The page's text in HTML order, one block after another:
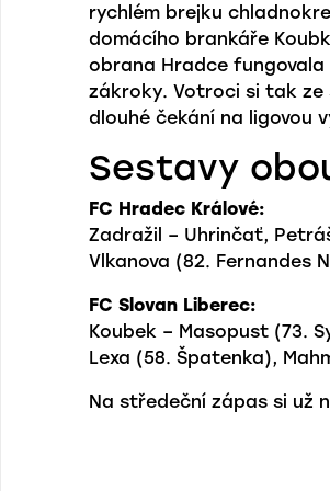
rychlém brejku
domácího brankáře
obrana Hradce fungovala
zákroky. Votroci si tak ze
dlouhé čekání na ligovou
Sestavy
FC Hradec Králové:
Zadražil – Uhrinčať,
Vlkanova (82. Fernandes
FC Slovan Liberec:
Koubek – Masopust (73.
Lexa (58. Špatenka),
Na středeční zápas si už